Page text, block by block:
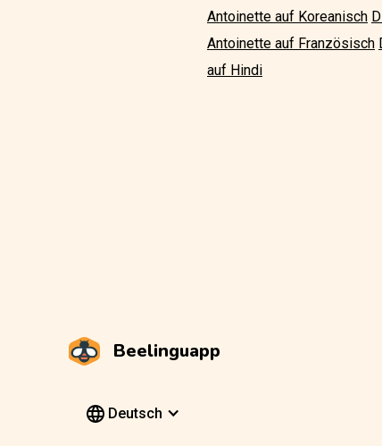
Antoinette auf Koreanisch
Antoinette auf Französisch
auf Hindi
Beelinguapp
Deutsch